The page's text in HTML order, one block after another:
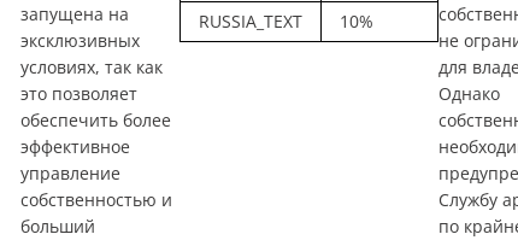
запущена на
эксклюзивных
условиях, так как
это позволяет
обеспечить более
эффективное
управление
собственностью и
больший
RUSSIA_TEXT 10%
не
для
Однако
Службу
по